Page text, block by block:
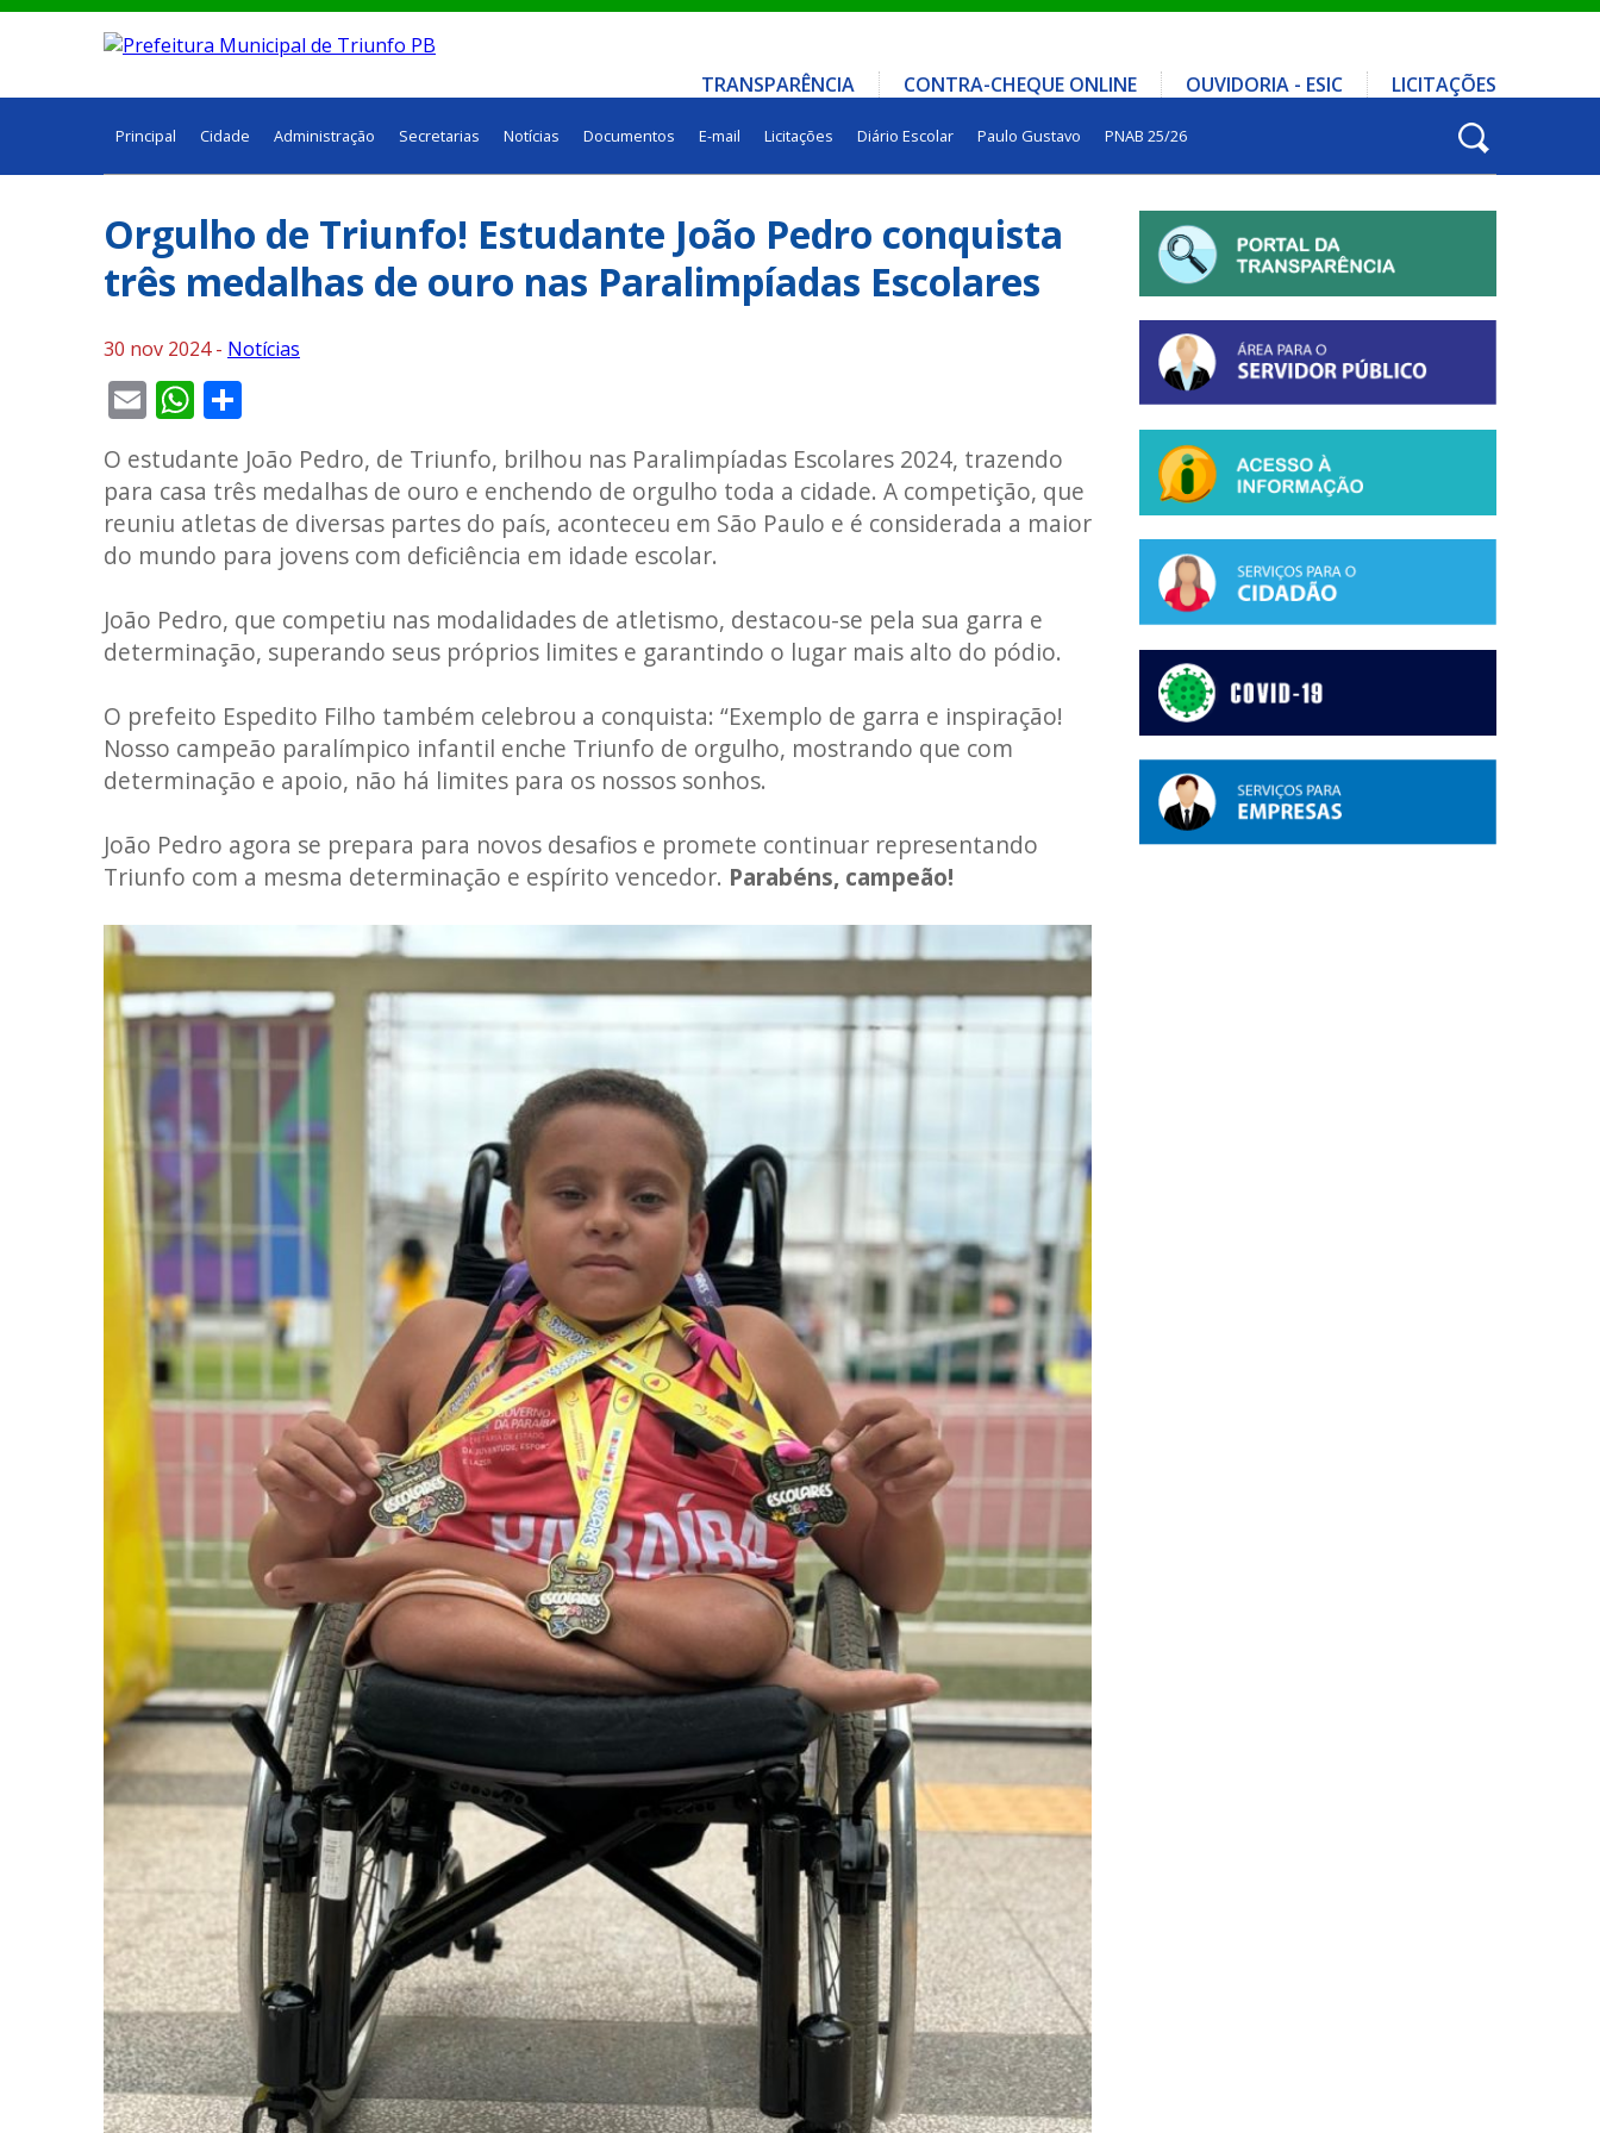
TRANSPARÊNCIA CONTRA-CHEQUE ONLINE OUVIDORIA - ESIC LICITAÇÕES
Principal Cidade Administração Secretarias Notícias Documentos E-mail Licitações Diário Escolar Paulo Gustavo PNAB 25/26
Orgulho de Triunfo! Estudante João Pedro conquista
três medalhas de ouro nas Paralimpíadas Escolares
30 nov 2024 - Notícias
EmailWhatsApp
O estudante João Pedro, de Triunfo, brilhou nas Paralimpíadas Escolares 2024, trazendo
para casa três medalhas de ouro e enchendo de orgulho toda a cidade. A competição, que
reuniu atletas de diversas partes do país, aconteceu em São Paulo e é considerada a maior
do mundo para jovens com deficiência em idade escolar.
João Pedro, que competiu nas modalidades de atletismo, destacou-se pela sua garra e
determinação, superando seus próprios limites e garantindo o lugar mais alto do pódio.
O prefeito Espedito Filho também celebrou a conquista: “Exemplo de garra e inspiração!
Nosso campeão paralímpico infantil enche Triunfo de orgulho, mostrando que com
determinação e apoio, não há limites para os nossos sonhos.
João Pedro agora se prepara para novos desafios e promete continuar representando
Triunfo com a mesma determinação e espírito vencedor. Parabéns, campeão!